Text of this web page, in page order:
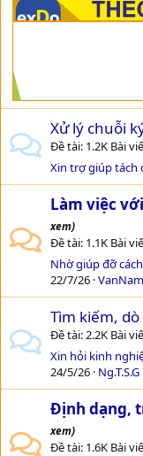
Xử lý chuỗi
Đề tài 1.2K Bài
Xin trợ giúp tách
Làm việc
xem)
Đề tài 1.1K Bài
22/7/26
Tìm kiếm,
Đề tài 2.2K Bài
24/5/26 Ng.T.S.G
Định dạng,
xem)
Đề tài 1.6K Bài